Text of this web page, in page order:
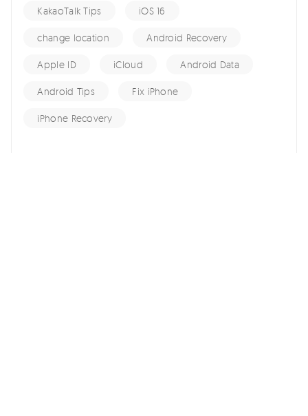
KakaoTalk Tips iOS 16
change location Android Recovery
Apple ID iCloud Android Data
Android Tips Fix iPhone
iPhone Recovery